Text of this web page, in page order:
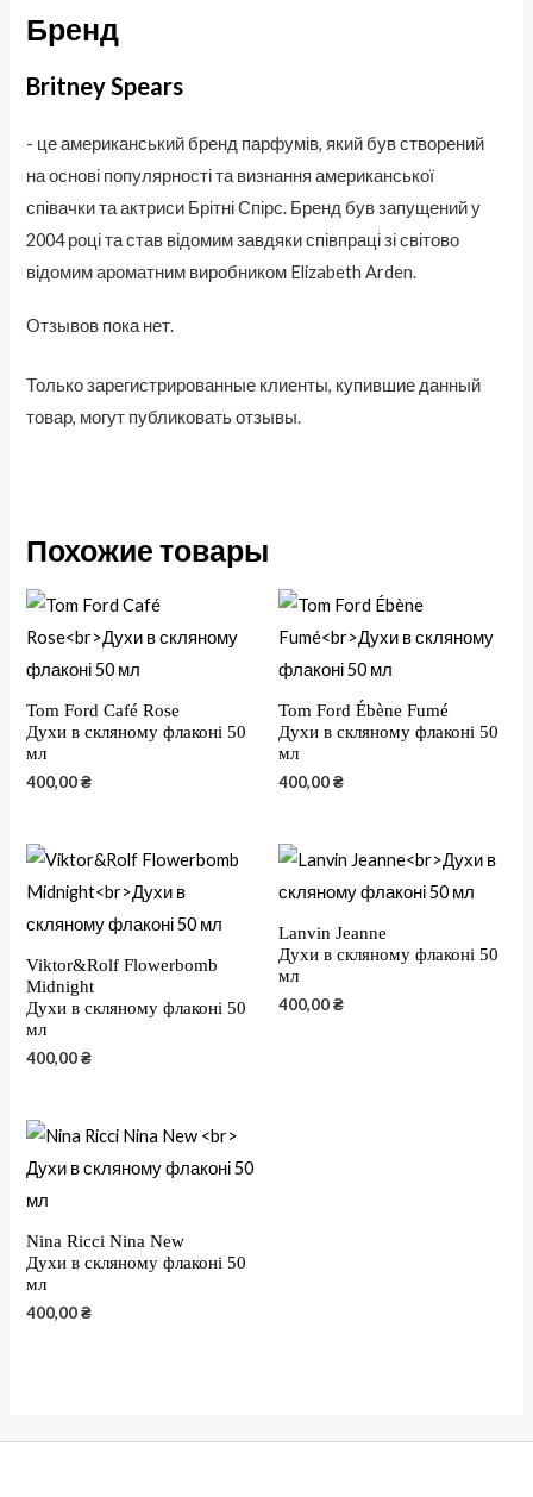
Бренд
Britney Spears
- це американський бренд парфумів, який був створений
на основі популярності та визнання американської
співачки та актриси Брітні Спірс. Бренд був запущений у
2004 році та став відомим завдяки співпраці зі світово
відомим ароматним виробником Elizabeth Arden.
Отзывов пока нет.
Только зарегистрированные клиенты, купившие данный
товар, могут публиковать отзывы.
Похожие товары
Tom Ford Café Rose
Духи в скляному флаконі 50
мл
400,00₴
Tom Ford Ébène Fumé
Духи в скляному флаконі 50
мл
400,00₴
Viktor&Rolf Flowerbomb
Midnight
Духи в скляному флаконі 50
мл
400,00₴
Lanvin Jeanne
Духи в скляному флаконі 50
мл
400,00₴
Nina Ricci Nina New
Духи в скляному флаконі 50
мл
400,00₴